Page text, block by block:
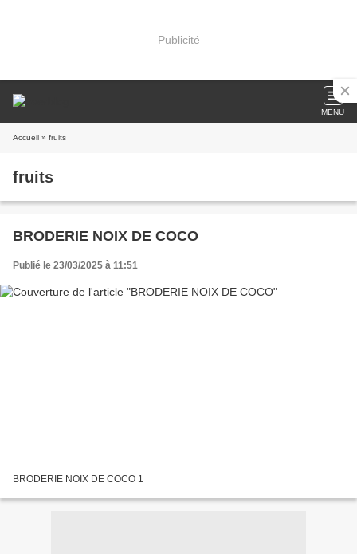
Publicité
MENU
Accueil » fruits
fruits
BRODERIE NOIX DE COCO
Publié le 23/03/2025 à 11:51
BRODERIE NOIX DE COCO 1